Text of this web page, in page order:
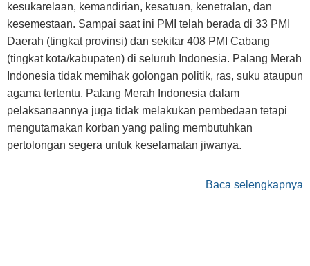
kesukarelaan, kemandirian, kesatuan, kenetralan, dan
kesemestaan. Sampai saat ini PMI telah berada di 33 PMI
Daerah (tingkat provinsi) dan sekitar 408 PMI Cabang
(tingkat kota/kabupaten) di seluruh Indonesia. Palang Merah
Indonesia tidak memihak golongan politik, ras, suku ataupun
agama tertentu. Palang Merah Indonesia dalam
pelaksanaannya juga tidak melakukan pembedaan tetapi
mengutamakan korban yang paling membutuhkan
pertolongan segera untuk keselamatan jiwanya.
Baca selengkapnya